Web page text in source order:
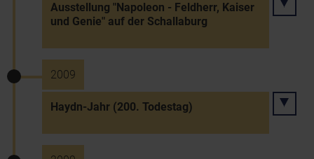
Ausstellung "Napoleon - Feldherr, Kaiser
und Genie" auf der Schallaburg
2009
Haydn-Jahr (200. Todestag)